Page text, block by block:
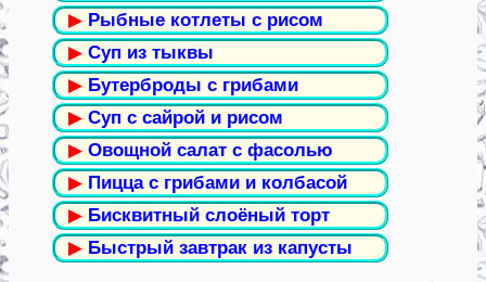
▶ Рыбные котлеты с рисом
▶ Суп из тыквы
▶ Бутерброды с грибами
▶ Суп с сайрой и рисом
▶ Овощной салат с фасолью
▶ Пицца с грибами и колбасой
▶ Бисквитный слоёный торт
▶ Быстрый завтрак из капусты